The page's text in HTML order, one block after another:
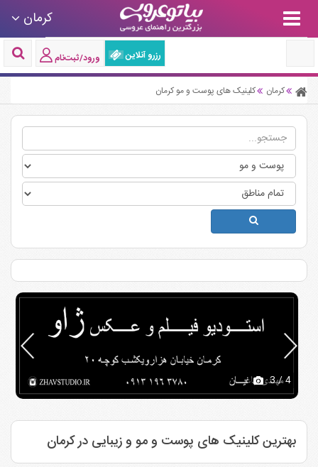
کرمان
رزرو آنلاین ورود/ثبت‌نام
کرمان کلینیک های پوست و مو کرمان
3/ 4
بهترین کلینیک های پوست و مو و زیبایی در کرمان